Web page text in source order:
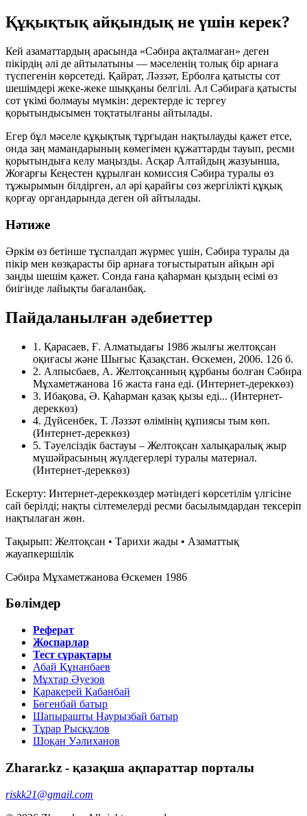
Құқықтық айқындық не үшін керек?
Кей азаматтардың арасында «Сәбира ақталмаған» деген
пікірдің әлі де айтылатыны — мәселенің толық бір арнаға
түспегенін көрсетеді. Қайрат, Ләззәт, Ерболға қатысты сот
шешімдері жеке-жеке шыққаны белгілі. Ал Сәбираға қатысты
сот үкімі болмауы мүмкін: деректерде іс тергеу
қорытындысымен тоқтатылғаны айтылады.
Егер бұл мәселе құқықтық тұрғыдан нақтылауды қажет етсе,
онда заң мамандарының көмегімен құжаттарды тауып, ресми
қорытындыға келу маңызды. Асқар Алтайдың жазуынша,
Жоғарғы Кеңестен құрылған комиссия Сәбира туралы өз
тұжырымын білдірген, ал әрі қарайғы сөз жергілікті құқық
қорғау органдарында деген ой айтылады.
Нәтиже
Әркім өз бетінше тұспалдап жүрмес үшін, Сәбира туралы да
пікір мен көзқарасты бір арнаға тоғыстыратын айқын әрі
заңды шешім қажет. Сонда ғана қаһарман қыздың есімі өз
биігінде лайықты бағаланбақ.
Пайдаланылған әдебиеттер
1. Қарасаев, Ғ. Алматыдағы 1986 жылғы желтоқсан
оқиғасы және Шығыс Қазақстан. Өскемен, 2006. 126 б.
2. Алпысбаев, А. Желтоқсанның құрбаны болған Сәбира
Мұхаметжанова 16 жаста ғана еді. (Интернет-дереккөз)
3. Ибақова, Ә. Қаһарман қазақ қызы еді... (Интернет-
дереккөз)
4. Дүйсенбек, Т. Ләззәт өлімінің құпиясы тым көп.
(Интернет-дереккөз)
5. Тәуелсіздік бастауы – Желтоқсан халықаралық жыр
мүшәйрасының жүлдегерлері туралы материал.
(Интернет-дереккөз)
Ескерту: Интернет-дереккөздер мәтіндегі көрсетілім үлгісіне
сай берілді; нақты сілтемелерді ресми басылымдардан тексеріп
нақтылаған жөн.
Тақырып: Желтоқсан • Тарихи жады • Азаматтық
жауапкершілік
Сәбира Мұхаметжанова Өскемен 1986
Бөлімдер
Реферат
Жоспарлар
Тест сұрақтары
Абай Құнанбаев
Мұхтар Әуезов
Қаракерей Қабанбай
Бөгенбай батыр
Шапырашты Наурызбай батыр
Тұрар Рысқұлов
Шоқан Уәлиханов
Zharar.kz - қазақша ақпараттар порталы
riskk21@gmail.com